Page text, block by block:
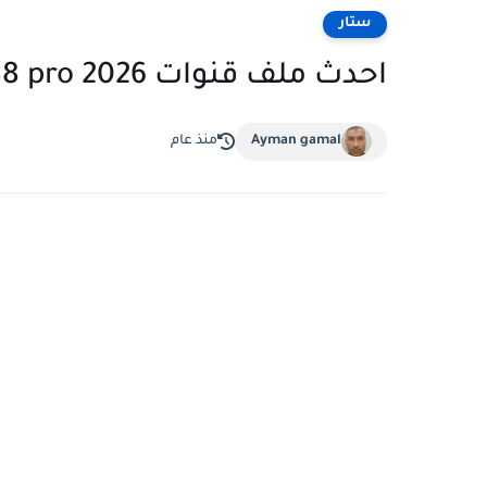
ستار
احدث ملف قنوات 7stars 888 pro 2026
Ayman gamal منذ عام